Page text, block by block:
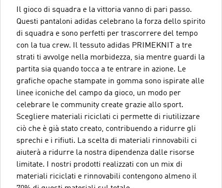
Il gioco di squadra e la vittoria vanno di pari passo.
Questi pantaloni adidas celebrano la forza dello spirito
di squadra e sono perfetti per trascorrere del tempo
con la tua crew. Il tessuto adidas PRIMEKNIT a tre
strati ti avvolge nella morbidezza, sia mentre guardi la
partita sia quando tocca a te entrare in azione. Le
grafiche opache stampate in gomma sono ispirate alle
linee iconiche del campo da gioco, un modo per
celebrare le community create grazie allo sport.
Scegliere materiali riciclati ci permette di riutilizzare
ciò che è già stato creato, contribuendo a ridurre gli
sprechi e i rifiuti. La scelta di materiali rinnovabili ci
aiuterà a ridurre la nostra dipendenza dalle risorse
limitate. I nostri prodotti realizzati con un mix di
materiali riciclati e rinnovabili contengono almeno il